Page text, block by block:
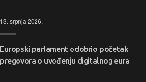
13. srpnja 2026.
Europski parlament odobrio početak
pregovora o uvođenju digitalnog eura